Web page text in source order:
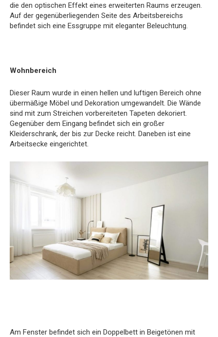
die den optischen Effekt eines erweiterten Raums erzeugen.
Auf der gegenüberliegenden Seite des Arbeitsbereichs
befindet sich eine Essgruppe mit eleganter Beleuchtung.
Wohnbereich
Dieser Raum wurde in einen hellen und luftigen Bereich ohne
übermäßige Möbel und Dekoration umgewandelt. Die Wände
sind mit zum Streichen vorbereiteten Tapeten dekoriert.
Gegenüber dem Eingang befindet sich ein großer
Kleiderschrank, der bis zur Decke reicht. Daneben ist eine
Arbeitsecke eingerichtet.
Am Fenster befindet sich ein Doppelbett in Beigetönen mit